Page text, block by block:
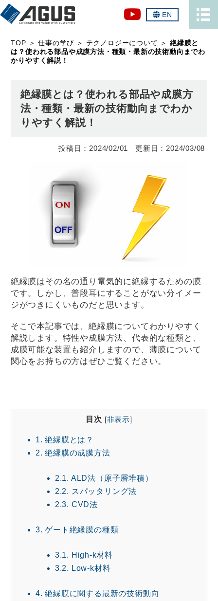
EN
TOP ＞仕事の学び ＞ テクノロジーについて ＞絶縁膜と
は？使われる部品や成膜方法・種類・最新の技術動向までわ
かりやすく解説！
絶縁膜とは？使われる部品や成膜方
法・種類・最新の技術動向までわか
りやすく解説！
2024/02/01 2024/03/08
絶縁膜はその名の通り電気的に絶縁するための膜
です。しかし、普段耳にすることがない分イメー
ジがつきにくいものだと思います。
そこで本記事では、絶縁膜についてわかりやすく
解説します。特性や成膜方法、代表的な種類と、
成膜可能な装置も紹介しますので、薄膜について
関心をお持ちの方はぜひご覧ください。
目次 [非表示]
1. 絶縁膜とは？
2. 絶縁膜の成膜方法
2.1. ALD法（原子層堆積）
2.2. スパッタリング法
2.3. CVD法
3. ゲート絶縁膜の種類
3.1. High-k材料
3.2. Low-k材料
4. 絶縁膜に関する最新の技術動向